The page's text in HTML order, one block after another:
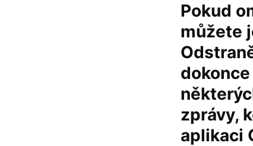
Pokud
můžete
zprávy,
aplikaci